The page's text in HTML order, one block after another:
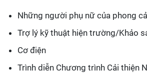
Những người phụ nữ của phong
Trợ lý kỹ thuật hiện trường/Khảo
Cơ điện
Trình diễn Chương trình Cải thiện